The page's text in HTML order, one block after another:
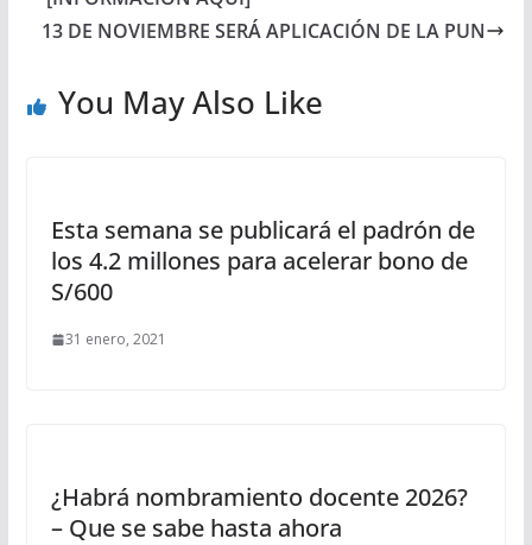
13 DE NOVIEMBRE SERÁ APLICACIÓN DE LA PUN
You May Also Like
Esta semana se publicará el padrón de
los 4.2 millones para acelerar bono de
S/600
31 enero, 2021
¿Habrá nombramiento docente 2026?
– Que se sabe hasta ahora